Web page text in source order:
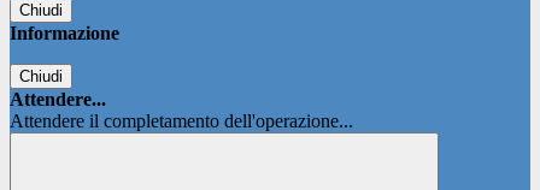
Chiudi
Informazione
Chiudi
Attendere...
Attendere il completamento dell'operazione...